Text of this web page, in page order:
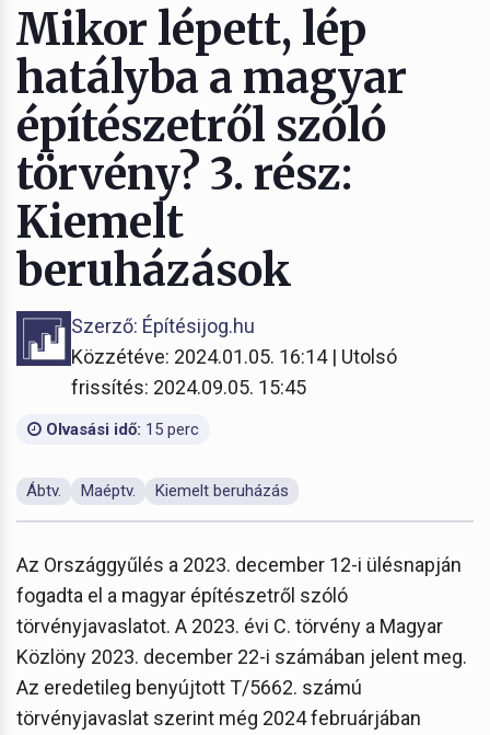
Mikor lépett, lép
hatályba a magyar
építészetről szóló
törvény? 3. rész:
Kiemelt
beruházások
Szerző: Építésijog.hu
Közzétéve: 2024.01.05. 16:14 | Utolsó
frissítés: 2024.09.05. 15:45
Olvasási idő: 15 perc
Ábtv. Maéptv. Kiemelt beruházás
Az Országgyűlés a 2023. december 12-i ülésnapján
fogadta el a magyar építészetről szóló
törvényjavaslatot. A 2023. évi C. törvény a Magyar
Közlöny 2023. december 22-i számában jelent meg.
Az eredetileg benyújtott T/5662. számú
törvényjavaslat szerint még 2024 februárjában